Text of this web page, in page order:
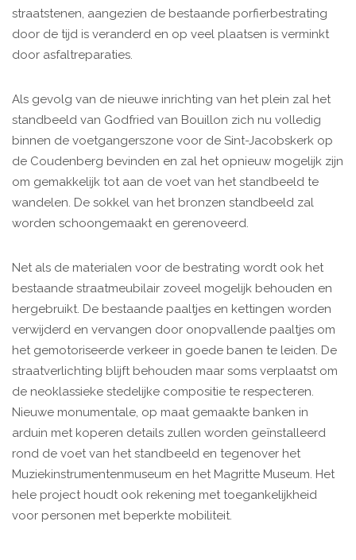
straatstenen, aangezien de bestaande porfierbestrating
door de tijd is veranderd en op veel plaatsen is verminkt
door asfaltreparaties.
Als gevolg van de nieuwe inrichting van het plein zal het
standbeeld van Godfried van Bouillon zich nu volledig
binnen de voetgangerszone voor de Sint-Jacobskerk op
de Coudenberg bevinden en zal het opnieuw mogelijk zijn
om gemakkelijk tot aan de voet van het standbeeld te
wandelen. De sokkel van het bronzen standbeeld zal
worden schoongemaakt en gerenoveerd.
Net als de materialen voor de bestrating wordt ook het
bestaande straatmeubilair zoveel mogelijk behouden en
hergebruikt. De bestaande paaltjes en kettingen worden
verwijderd en vervangen door onopvallende paaltjes om
het gemotoriseerde verkeer in goede banen te leiden. De
straatverlichting blijft behouden maar soms verplaatst om
de neoklassieke stedelijke compositie te respecteren.
Nieuwe monumentale, op maat gemaakte banken in
arduin met koperen details zullen worden geïnstalleerd
rond de voet van het standbeeld en tegenover het
Muziekinstrumentenmuseum en het Magritte Museum. Het
hele project houdt ook rekening met toegankelijkheid
voor personen met beperkte mobiliteit.